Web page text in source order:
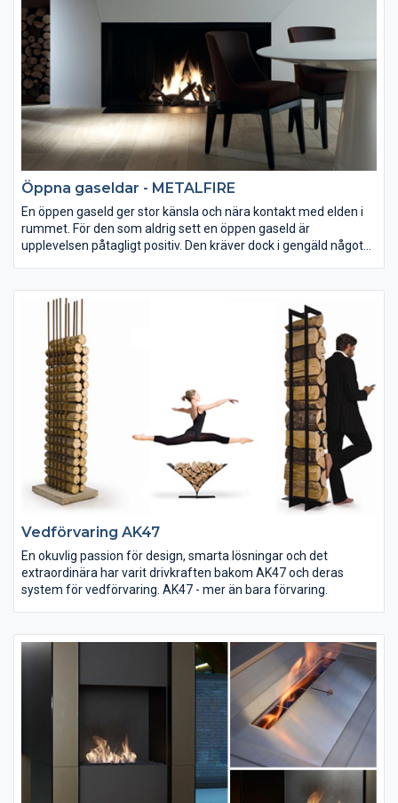
Öppna gaseldar - METALFIRE
En öppen gaseld ger stor känsla och nära kontakt med elden i
rummet. För den som aldrig sett en öppen gaseld är
upplevelsen påtagligt positiv. Den kräver dock i gengäld något
Vedförvaring AK47
En okuvlig passion för design, smarta lösningar och det
extraordinära har varit drivkraften bakom AK47 och deras
system för vedförvaring. AK47 - mer än bara förvaring.